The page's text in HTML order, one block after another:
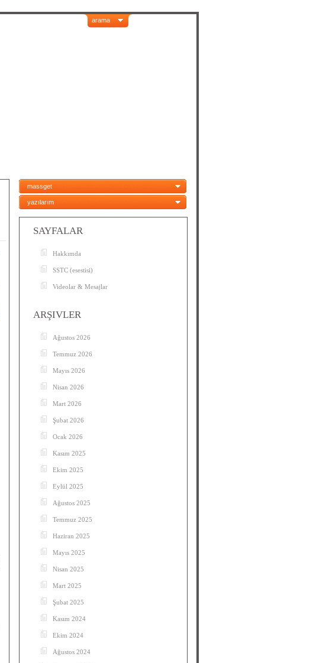
arama
massget
yazılarım
SAYFALAR
Hakkımda
SSTC (esestisi)
Videolar & Mesajlar
ARŞIVLER
Ağustos 2026
Temmuz 2026
Mayıs 2026
Nisan 2026
Mart 2026
Şubat 2026
Ocak 2026
Kasım 2025
Ekim 2025
Eylül 2025
Ağustos 2025
Temmuz 2025
Haziran 2025
Mayıs 2025
Nisan 2025
Mart 2025
Şubat 2025
Kasım 2024
Ekim 2024
Ağustos 2024